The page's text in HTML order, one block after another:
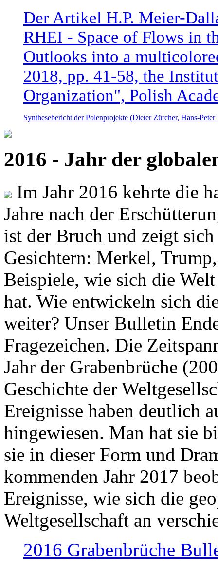
Der Artikel H.P. Meier-
RHEI - Space of Flows in
Outlooks into a
2018, pp. 41-58, the
Organization", Polish
Synthesebericht der Polenprojekte (Dieter Zürcher, Hans-
2016 - Jahr der
Im Jahr 2016 kehrte die
Jahre nach der
ist der Bruch und zeigt
Gesichtern: Merkel,
Beispiele, wie sich die
hat. Wie entwickeln sich
weiter? Unser Bulletin
Fragezeichen. Die
Jahr der Grabenbrüche
Geschichte der
Ereignisse haben deutlich
hingewiesen. Man hat sie
sie in dieser Form und
kommenden Jahr 2017
Ereignisse, wie sich die
Weltgesellschaft an
2016 Grabenbrüche